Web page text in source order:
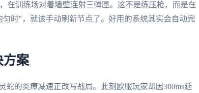
在训练场对着墙壁连射三弹匣。这不是练压枪，而是在
时"，就该手动刷新节点了。好用的系统其实会自动完
方案
的炎瘴减速正改写战局。此刻欧服玩家却因300ms延